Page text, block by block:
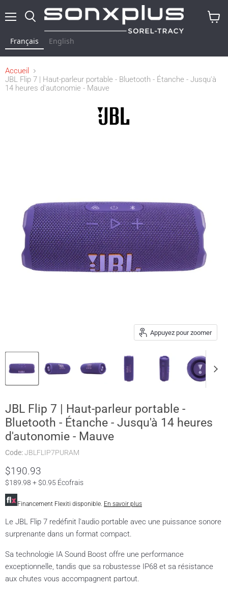
Français English
Accueil
JBL Flip 7 | Haut-parleur portable - Bluetooth - Étanche - Jusqu'à
14 heures d'autonomie - Mauve
Appuyez pour zoomer
JBL Flip 7 | Haut-parleur portable -
Bluetooth - Étanche - Jusqu'à 14 heures
d'autonomie - Mauve
Code:JBLFLIP7PURAM
$190.93
$189.98 + $0.95 Écofrais
Financement Flexiti disponible. En savoir plus
Le JBL Flip 7 redéfinit l'audio portable avec une puissance sonore
surprenante dans un format compact.
Sa technologie IA Sound Boost offre une performance
exceptionnelle, tandis que sa robustesse IP68 et sa résistance
aux chutes vous accompagnent partout.